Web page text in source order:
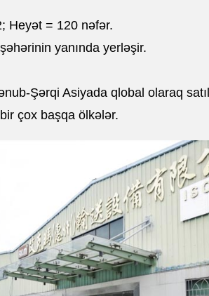
Heyət = 120 nəfər.
yanında yerləşir.
Şərqi Asiyada qlobal olaraq
çox başqa ölkələr.